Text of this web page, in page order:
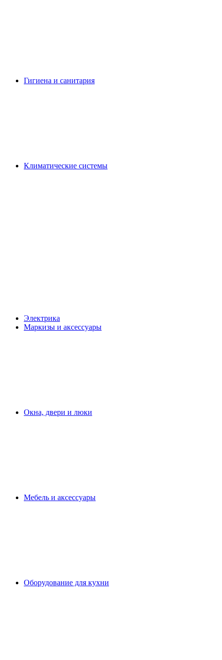
Гигиена и санитария
Климатические системы
Электрика
Маркизы и аксессуары
Окна, двери и люки
Мебель и аксессуары
Оборудование для кухни